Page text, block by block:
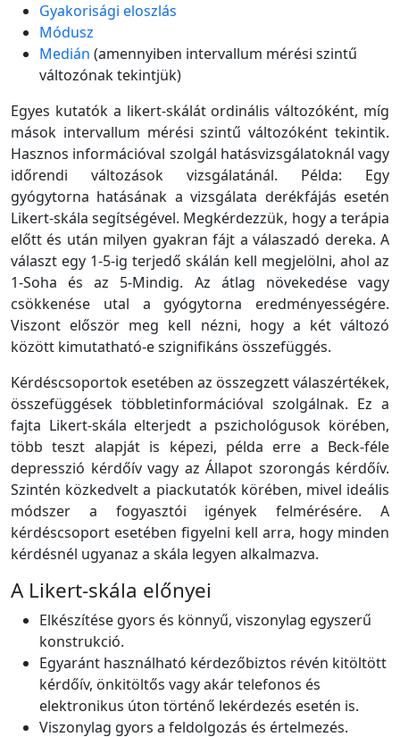
Gyakorisági eloszlás
Módusz
Medián (amennyiben intervallum mérési szintű
változónak tekintjük)
Egyes kutatók a likert-skálát ordinális változóként, míg
mások intervallum mérési szintű változóként tekintik.
Hasznos információval szolgál hatásvizsgálatoknál vagy
időrendi változások vizsgálatánál. Példa: Egy
gyógytorna hatásának a vizsgálata derékfájás esetén
Likert-skála segítségével. Megkérdezzük, hogy a terápia
előtt és után milyen gyakran fájt a válaszadó dereka. A
választ egy 1-5-ig terjedő skálán kell megjelölni, ahol az
1-Soha és az 5-Mindig. Az átlag növekedése vagy
csökkenése utal a gyógytorna eredményességére.
Viszont először meg kell nézni, hogy a két változó
között kimutatható-e szignifikáns összefüggés.
Kérdéscsoportok esetében az összegzett válaszértékek,
összefüggések többletinformációval szolgálnak. Ez a
fajta Likert-skála elterjedt a pszichológusok körében,
több teszt alapját is képezi, példa erre a Beck-féle
depresszió kérdőív vagy az Állapot szorongás kérdőív.
Szintén közkedvelt a piackutatók körében, mivel ideális
módszer a fogyasztói igények felmérésére. A
kérdéscsoport esetében figyelni kell arra, hogy minden
kérdésnél ugyanaz a skála legyen alkalmazva.
A Likert-skála előnyei
Elkészítése gyors és könnyű, viszonylag egyszerű
konstrukció.
Egyaránt használható kérdezőbiztos révén kitöltött
kérdőív, önkitöltős vagy akár telefonos és
elektronikus úton történő lekérdezés esetén is.
Viszonylag gyors a feldolgozás és értelmezés.